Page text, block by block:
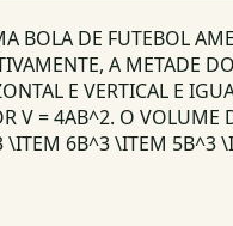
BOLA DE FUTEBOL
A
E VERTICAL E
V = 4AB^2. O
\ITEM 6B^3 \ITEM